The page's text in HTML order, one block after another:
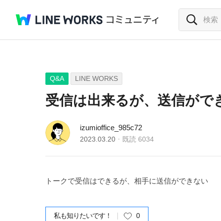
Q&A LINE WORKS
受信は出来るが、送信がで
izumioffice_985c72
2023.03.20 既読 6034
トークで受信はできるが、相手に送信ができない
私も知りたいです！ 0